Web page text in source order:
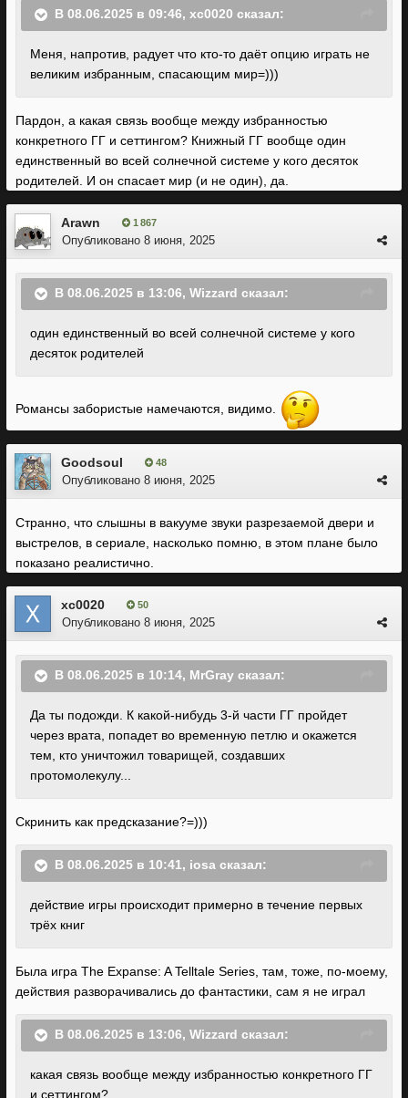
В 08.06.2025 в 09:46, xc0020 сказал:
Меня, напротив, радует что кто-то даёт опцию играть не
великим избранным, спасающим мир=)))
Пардон, а какая связь вообще между избранностью
конкретного ГГ и сеттингом? Книжный ГГ вообще один
единственный во всей солнечной системе у кого десяток
родителей. И он спасает мир (и не один), да.
Arawn 1 867
Опубликовано 8 июня, 2025
В 08.06.2025 в 13:06, Wizzard сказал:
один единственный во всей солнечной системе у кого
десяток родителей
Романсы забористые намечаются, видимо.
Goodsoul 48
Опубликовано 8 июня, 2025
Странно, что слышны в вакууме звуки разрезаемой двери и
выстрелов, в сериале, насколько помню, в этом плане было
показано реалистично.
xc0020 50
Опубликовано 8 июня, 2025
В 08.06.2025 в 10:14, MrGray сказал:
Да ты подожди . К какой-нибудь 3-й части ГГ пройдет
через врата, попадет во временную петлю и окажется
тем, кто уничтожил товарищей, создавших
протомолекулу..
Скринить как предсказание?=)))
В 08.06.2025 в 10:41, iosa сказал:
действие игры происходитпримерно в течение первых
трёх книг
Была игра The Expanse: A Telltale Series, там, тоже, по-моему,
действия разворачивались до фантастики, сам я не играл
В 08.06.2025 в 13:06, Wizzard сказал:
какая связь вообще между избранностью конкретного ГГ
и сеттингом?